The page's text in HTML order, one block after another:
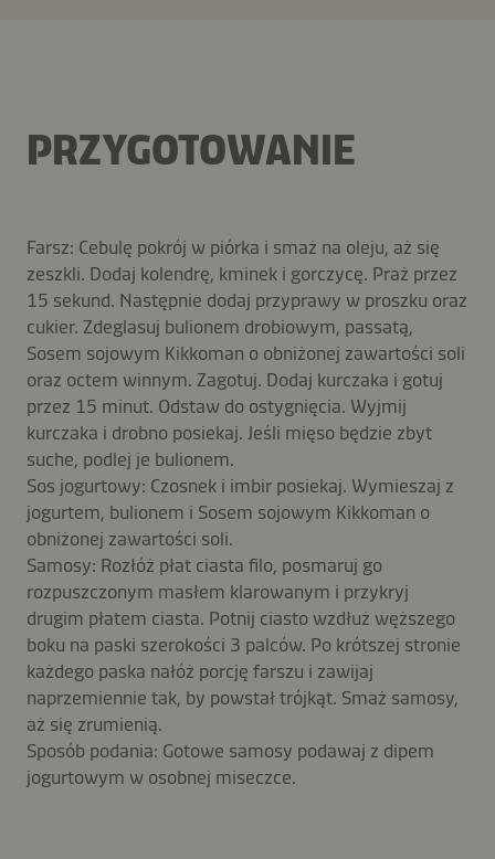
PRZYGOTOWANIE
Farsz: Cebulę pokrój w piórka i smaż na oleju, aż się
zeszkli. Dodaj kolendrę, kminek i gorczycę. Praż przez
15 sekund. Następnie dodaj przyprawy w proszku oraz
cukier. Zdeglasuj bulionem drobiowym, passatą,
Sosem sojowym Kikkoman o obniżonej zawartości soli
oraz octem winnym. Zagotuj. Dodaj kurczaka i gotuj
przez 15 minut. Odstaw do ostygnięcia. Wyjmij
kurczaka i drobno posiekaj. Jeśli mięso będzie zbyt
suche, podlej je bulionem.
Sos jogurtowy: Czosnek i imbir posiekaj. Wymieszaj z
jogurtem, bulionem i Sosem sojowym Kikkoman o
obniżonej zawartości soli.
Samosy: Rozłóż płat ciasta filo, posmaruj go
rozpuszczonym masłem klarowanym i przykryj
drugim płatem ciasta. Potnij ciasto wzdłuż węższego
boku na paski szerokości 3 palców. Po krótszej stronie
każdego paska nałóż porcję farszu i zawijaj
naprzemiennie tak, by powstał trójkąt. Smaż samosy,
aż się zrumienią.
Sposób podania: Gotowe samosy podawaj z dipem
jogurtowym w osobnej miseczce.